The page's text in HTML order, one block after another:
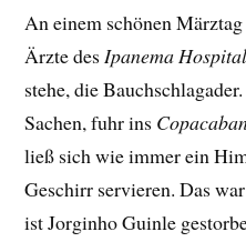
An einem schönen
Ärzte des Ipanema
stehe, die
Sachen, fuhr ins
ließ sich wie immer ein
Geschirr servieren. Das
ist Jorginho Guinle